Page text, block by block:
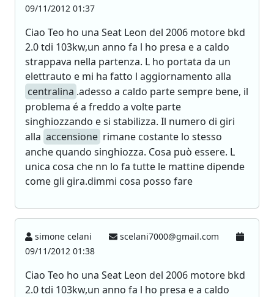
09/11/2012 01:37
Ciao Teo ho una Seat Leon del 2006 motore bkd
2.0 tdi 103kw,un anno fa l ho presa e a caldo
strappava nella partenza. L ho portata da un
elettrauto e mi ha fatto l aggiornamento alla
centralina .adesso a caldo parte sempre bene, il
problema é a freddo a volte parte
singhiozzando e si stabilizza. Il numero di giri
alla accensione rimane costante lo stesso
anche quando singhiozza. Cosa può essere. L
unica cosa che nn lo fa tutte le mattine dipende
come gli gira.dimmi cosa posso fare
simone celani
scelani7000@gmail.com
09/11/2012 01:38
Ciao Teo ho una Seat Leon del 2006 motore bkd
2.0 tdi 103kw,un anno fa l ho presa e a caldo